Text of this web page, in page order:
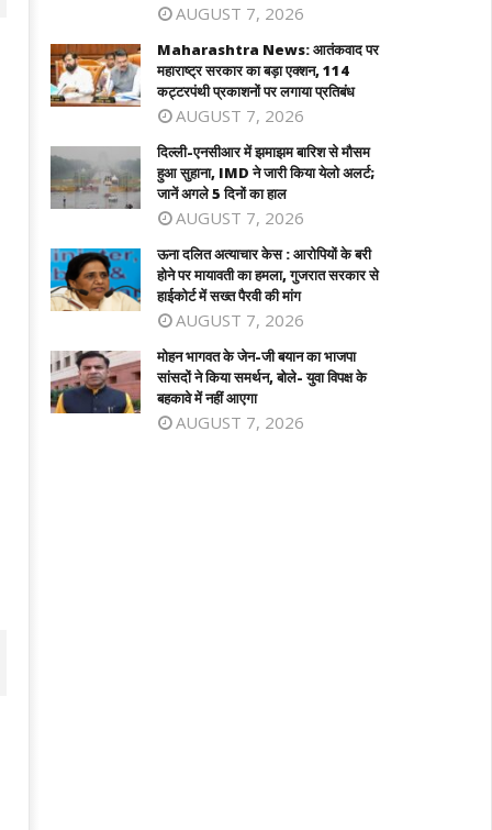
एनसीआर में झमाझम बारिश से मौसम हुआ
IMD ने जारी किया येलो अलर्ट; जानें
5 दिनों का हाल
2024
ऊना दलित अत्याचार केस : आरोपियों के बरी होने
पर मायावती का हमला, गुजरात सरकार से
में सख्त पैरवी की मांग
September
13, 2024
AUGUST 7, 2026
Maharashtra News: आतंकवाद पर
महाराष्ट्र सरकार का बड़ा एक्शन, 114
कट्टरपंथी प्रकाशनों पर लगाया प्रतिबंध
AUGUST 7, 2026
दिल्ली-एनसीआर में झमाझम बारिश से मौसम
हुआ सुहाना, IMD ने जारी किया येलो अलर्ट;
जानें अगले 5 दिनों का हाल
AUGUST 7, 2026
ऊना दलित अत्याचार केस : आरोपियों के बरी
होने पर मायावती का हमला, गुजरात सरकार से
हाईकोर्ट में सख्त पैरवी की मांग
AUGUST 7, 2026
मोहन भागवत के जेन-जी बयान का भाजपा
सांसदों ने किया समर्थन, बोले- युवा विपक्ष के
बहकावे में नहीं आएगा
AUGUST 7, 2026